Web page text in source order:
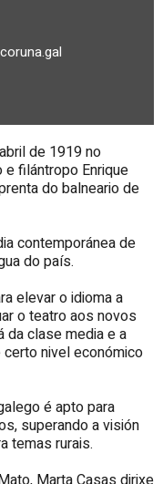
de 1919 no
e filántropo Enrique
do balneario de
contemporánea de
do país.
elevar o idioma a
o teatro aos novos
da clase media e a
nivel económico
é apto para
superando a visión
temas rurais.